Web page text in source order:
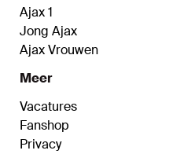
Ajax 1
Jong Ajax
Ajax Vrouwen
Meer
Vacatures
Fanshop
Privacy